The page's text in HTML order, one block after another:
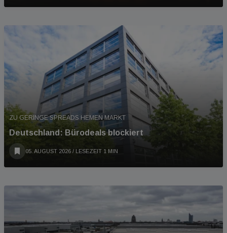
ZU GERINGE SPREADS HEMEN MARKT
Deutschland: Bürodeals blockiert
05. AUGUST 2026 / LESEZEIT 1 MIN